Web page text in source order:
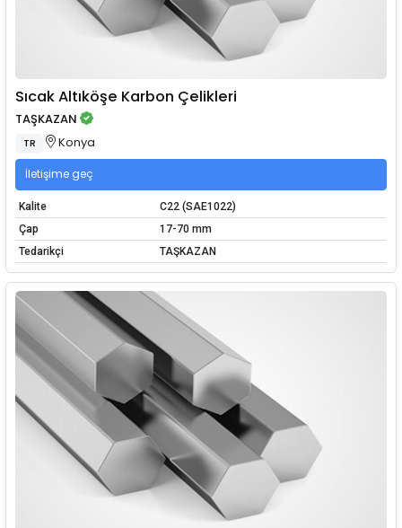
Sıcak Altıköşe Karbon Çelikleri
TAŞKAZAN
TR Konya
İletişime geç
Kalite
C22 (SAE1022)
Çap
17-70 mm
Tedarikçi
TAŞKAZAN